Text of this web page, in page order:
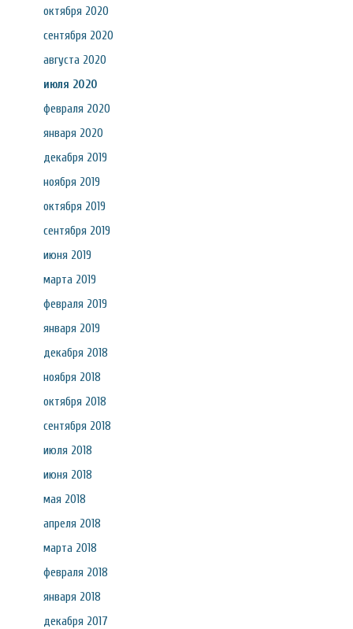
октября 2020
сентября 2020
августа 2020
июля 2020
февраля 2020
января 2020
декабря 2019
ноября 2019
октября 2019
сентября 2019
июня 2019
марта 2019
февраля 2019
января 2019
декабря 2018
ноября 2018
октября 2018
сентября 2018
июля 2018
июня 2018
мая 2018
апреля 2018
марта 2018
февраля 2018
января 2018
декабря 2017